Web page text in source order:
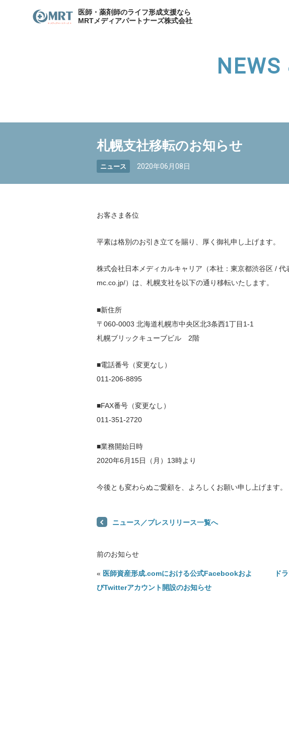
医師・薬剤師のライフ形成支援なら
MRTメディアパートナーズ株式会社
資産形成支援 医院開業支援
医院開業バンク Instagram
資産形成・節税相談
札幌支社移転のお知らせ
ニュース 2020年06月08日
お客さま各位
平素は格別のお引き立てを賜り、厚く御礼申し上げます。
株式会社日本メディカルキャリア（本社：東京都渋谷区 /
mc.co.jp/）は、札幌支社を以下の通り移転いたします。
■新住所
〒060-0003 北海道札幌市中央区北3条西1丁目1‐1
札幌ブリックキューブビル 2階
■電話番号（変更なし）
011-206-8895
■FAX番号（変更なし）
011-351-2720
■業務開始日時
2020年6月15日（月）13時より
今後とも変わらぬご愛顧を、よろしくお願い申し上げます。
ニュース／プレスリリース一覧へ
前のお知らせ
« 医師資産形成.comにおける公式Facebookおよ
びTwitterアカウント開設のお知らせ
ド